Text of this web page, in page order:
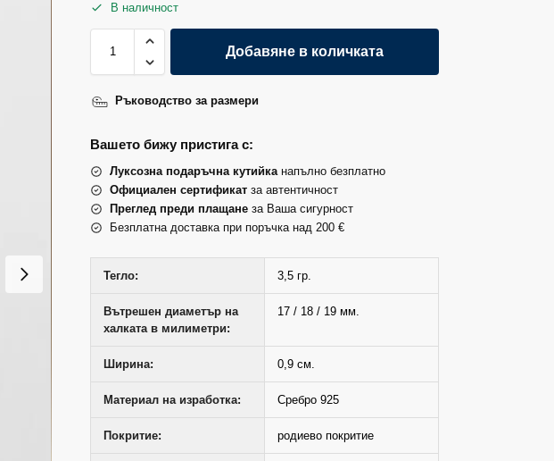
В наличност
Добавяне в количката
Ръководство за размери
Вашето бижу пристига с:
Луксозна подаръчна кутийка напълно безплатно
Официален сертификат за автентичност
Преглед преди плащане за Ваша сигурност
Безплатна доставка при поръчка над 200 €
Тегло: 3,5 гр.
Вътрешен диаметър на
халката в милиметри:
17 / 18 / 19 мм.
Ширина: 0,9 см.
Материал на изработка: Сребро 925
Покритие: родиево покритие